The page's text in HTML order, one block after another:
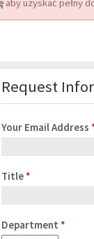
aby uzyskać pełny
Request
Your Email Address
Title *
Department *